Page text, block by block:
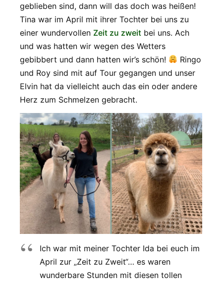
geblieben sind, dann will das doch was heißen!
Tina war im April mit ihrer Tochter bei uns zu
einer wundervollen Zeit zu zweit bei uns. Ach
und was hatten wir wegen des Wetters
gebibbert und dann hatten wir’s schön!
Ringo
und Roy sind mit auf Tour gegangen und unser
Elvin hat da vielleicht auch das ein oder andere
Herz zum Schmelzen gebracht.
Ich war mit meiner Tochter Ida bei euch im
April zur „Zeit zu Zweit“… es waren
wunderbare Stunden mit diesen tollen